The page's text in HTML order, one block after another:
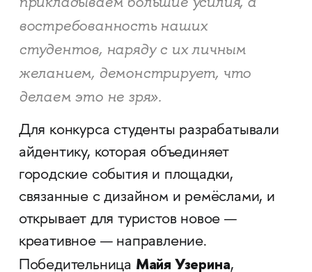
востребованность наших
студентов, наряду с их личным
желанием, демонстрирует, что
делаем это не зря».
Для конкурса студенты разрабатывали
айдентику, которая объединяет
городские события и площадки,
связанные с дизайном и ремёслами, и
открывает для туристов новое —
креативное — направление.
Победительница Майя Узерина,